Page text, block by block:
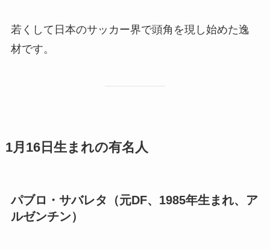
若くして日本のサッカー界で頭角を現し始めた逸
材です。
1月16日生まれの有名人
パブロ・サバレタ（元DF、1985年生まれ、ア
ルゼンチン）